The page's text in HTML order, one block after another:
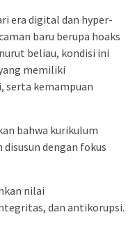
era digital dan hyper-
baru berupa hoaks
beliau, kondisi ini
memiliki
serta kemampuan
bahwa kurikulum
dengan fokus
nilai
dan antikorupsi.